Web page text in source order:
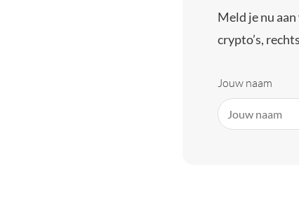
Meld je nu
crypto’s,
Jouw naam